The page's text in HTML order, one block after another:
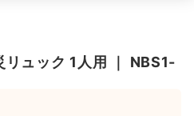
リュック 1人用 ｜ NBS1-